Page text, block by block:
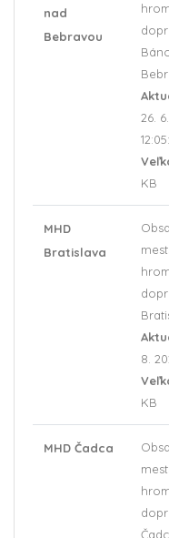
nad
Bebravou
26.
KB
MHD
Bratislava
8.
KB
MHD Čadca